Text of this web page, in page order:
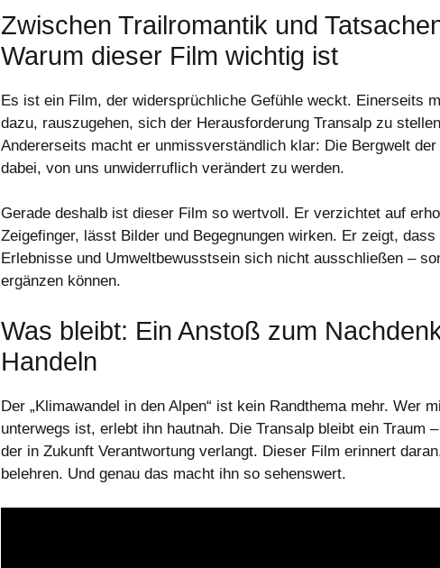
Zwischen Trailromantik und
Warum dieser Film wichtig ist
Es ist ein Film, der widersprüchliche Gefühle weckt. Einerseits
dazu, rauszugehen, sich der Herausforderung Transalp zu
Andererseits macht er unmissverständlich klar: Die Bergwelt der
dabei, von uns unwiderruflich verändert zu werden.
Gerade deshalb ist dieser Film so wertvoll. Er verzichtet auf
Zeigefinger, lässt Bilder und Begegnungen wirken. Er zeigt, dass
Erlebnisse und Umweltbewusstsein sich nicht ausschließen –
ergänzen können.
Was bleibt: Ein Anstoß zum
Handeln
Der „Klimawandel in den Alpen“ ist kein Randthema mehr. Wer
unterwegs ist, erlebt ihn hautnah. Die Transalp bleibt ein Traum
der in Zukunft Verantwortung verlangt. Dieser Film erinnert
belehren. Und genau das macht ihn so sehenswert.